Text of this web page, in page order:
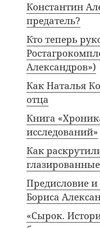
Константин
предатель?
Кто теперь
Александров»)
Как Наталья
отца
Книга
исследований»
Как
Предисловие
Бориса
«Сырок.